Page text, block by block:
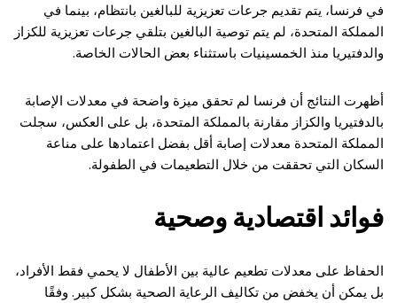
في فرنسا، يتم تقديم جرعات تعزيزية للبالغين بانتظام، بينما في
المملكة المتحدة، لم يتم توصية البالغين بتلقي جرعات تعزيزية للكزاز
والدفتيريا منذ الخمسينيات باستثناء بعض الحالات الخاصة.
أظهرت النتائج أن فرنسا لم تحقق ميزة واضحة في معدلات الإصابة
بالدفتيريا والكزاز مقارنة بالمملكة المتحدة، بل على العكس، سجلت
المملكة المتحدة معدلات إصابة أقل بفضل اعتمادها على مناعة
السكان التي تحققت من خلال التطعيمات في الطفولة.
فوائد اقتصادية وصحية
الحفاظ على معدلات تطعيم عالية بين الأطفال لا يحمي فقط الأفراد،
بل يمكن أن يخفض من تكاليف الرعاية الصحية بشكل كبير. وفقًا